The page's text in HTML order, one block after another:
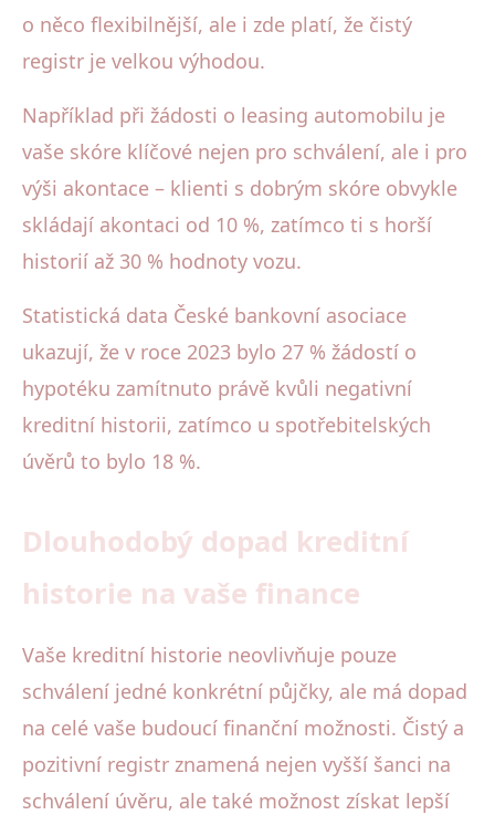
o něco flexibilnější, ale i zde platí, že čistý
registr je velkou výhodou.
Například při žádosti o leasing automobilu je
vaše skóre klíčové nejen pro schválení, ale i pro
výši akontace – klienti s dobrým skóre obvykle
skládají akontaci od 10 %, zatímco ti s horší
historií až 30 % hodnoty vozu.
Statistická data České bankovní asociace
ukazují, že v roce 2023 bylo 27 % žádostí o
hypotéku zamítnuto právě kvůli negativní
kreditní historii, zatímco u spotřebitelských
úvěrů to bylo 18 %.
Dlouhodobý dopad kreditní
historie na vaše finance
Vaše kreditní historie neovlivňuje pouze
schválení jedné konkrétní půjčky, ale má dopad
na celé vaše budoucí finanční možnosti. Čistý a
pozitivní registr znamená nejen vyšší šanci na
schválení úvěru, ale také možnost získat lepší